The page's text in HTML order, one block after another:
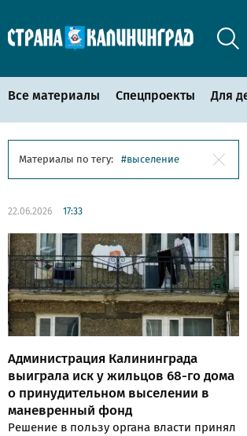
Все материалы Спецпроекты Для
Материалы по тегу: выселение
22.06.2026 17:33
Администрация Калининграда
выиграла иск у жильцов 68-го дома
о принудительном выселении в
маневренный фонд
Решение в пользу органа власти принял